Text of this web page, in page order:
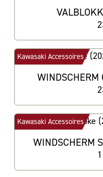
Kawasaki Accessoires
WINDSCHERM
Kawasaki Accessoires
WINDSCHERM